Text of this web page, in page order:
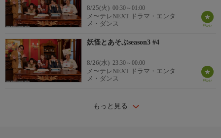
8/25(火) 00:30～01:00
メ〜テレNEXT ドラマ・エンタ
メ・ダンス
妖怪とあそぶseason3 #4
8/26(水) 23:30～00:00
メ〜テレNEXT ドラマ・エンタ
メ・ダンス
もっと見る